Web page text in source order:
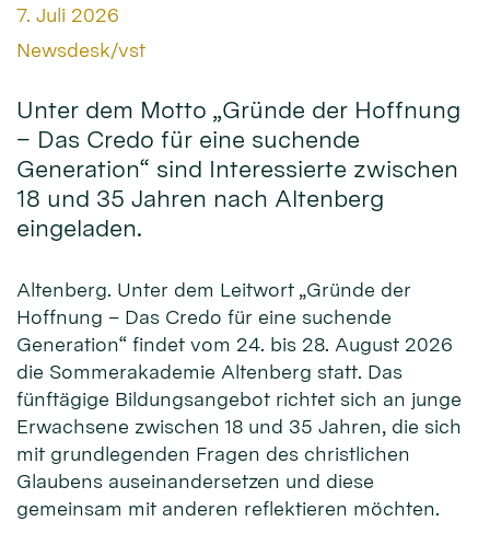
Datum:
7. Juli 2026
Von:
Newsdesk/vst
Unter dem Motto „Gründe der Hoffnung
– Das Credo für eine suchende
Generation“ sind Interessierte zwischen
18 und 35 Jahren nach Altenberg
eingeladen.
Altenberg. Unter dem Leitwort „Gründe der
Hoffnung – Das Credo für eine suchende
Generation“ findet vom 24. bis 28. August 2026
die Sommerakademie Altenberg statt. Das
fünftägige Bildungsangebot richtet sich an junge
Erwachsene zwischen 18 und 35 Jahren, die sich
mit grundlegenden Fragen des christlichen
Glaubens auseinandersetzen und diese
gemeinsam mit anderen reflektieren möchten.